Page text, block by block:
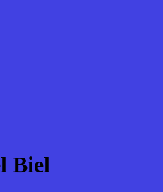
Biel